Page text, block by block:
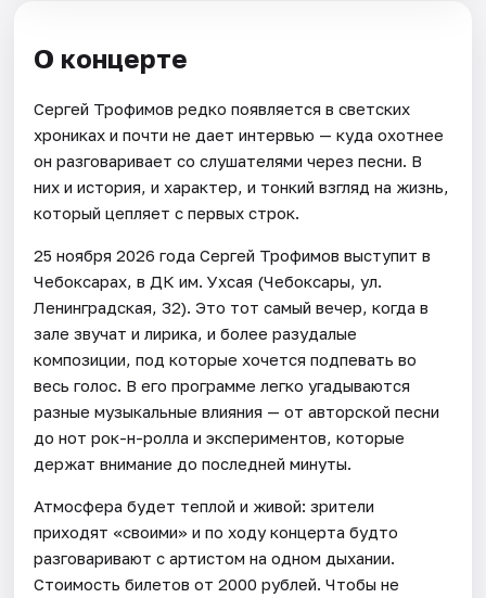
О концерте
Сергей Трофимов редко появляется в светских
хрониках и почти не дает интервью — куда охотнее
он разговаривает со слушателями через песни. В
них и история, и характер, и тонкий взгляд на жизнь,
который цепляет с первых строк.
25 ноября 2026 года Сергей Трофимов выступит в
Чебоксарах, в ДК им. Ухсая (Чебоксары, ул.
Ленинградская, 32). Это тот самый вечер, когда в
зале звучат и лирика, и более разудалые
композиции, под которые хочется подпевать во
весь голос. В его программе легко угадываются
разные музыкальные влияния — от авторской песни
до нот рок-н-ролла и экспериментов, которые
держат внимание до последней минуты.
Атмосфера будет теплой и живой: зрители
приходят «своими» и по ходу концерта будто
разговаривают с артистом на одном дыхании.
Стоимость билетов от 2000 рублей. Чтобы не